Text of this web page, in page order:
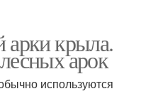
арки крыла.
арок
используются